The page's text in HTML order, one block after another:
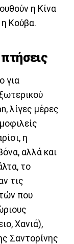
η Κίνα
Κούβα.
για
λίγες μέρες
η
αλλά και
το
τις
που
Χανιά),
Σαντορίνης